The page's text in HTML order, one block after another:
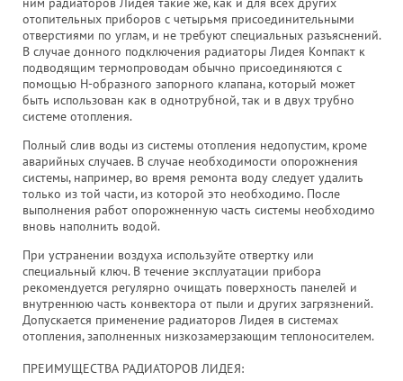
отопительных приборов с четырьмя присоединительными
отверстиями по углам, и не требуют специальных разъяснений.
В случае донного подключения радиаторы Лидея Компакт к
подводящим термопроводам обычно присоединяются с
помощью Н-образного запорного клапана, который может
быть использован как в однотрубной, так и в двух трубно
системе отопления.
Полный слив воды из системы отопления недопустим, кроме
аварийных случаев. В случае необходимости опорожнения
системы, например, во время ремонта воду следует удалить
только из той части, из которой это необходимо. После
выполнения работ опорожненную часть системы необходимо
вновь наполнить водой.
При устранении воздуха используйте отвертку или
специальный ключ. В течение эксплуатации прибора
рекомендуется регулярно очищать поверхность панелей и
внутреннюю часть конвектора от пыли и других загрязнений.
Допускается применение радиаторов Лидея в системах
отопления, заполненных низкозамерзающим теплоносителем.
ПРЕИМУЩЕСТВА РАДИАТОРОВ ЛИДЕЯ: